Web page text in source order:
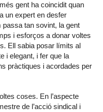
gent ha coincidit quan
un expert en desfer
tan sovint, la gent
i esforços a donar voltes
Ell sabia posar límits al
i elegant, i fer que la
pràctiques i acordades per
coses. En l’aspecte
de l’acció sindical i